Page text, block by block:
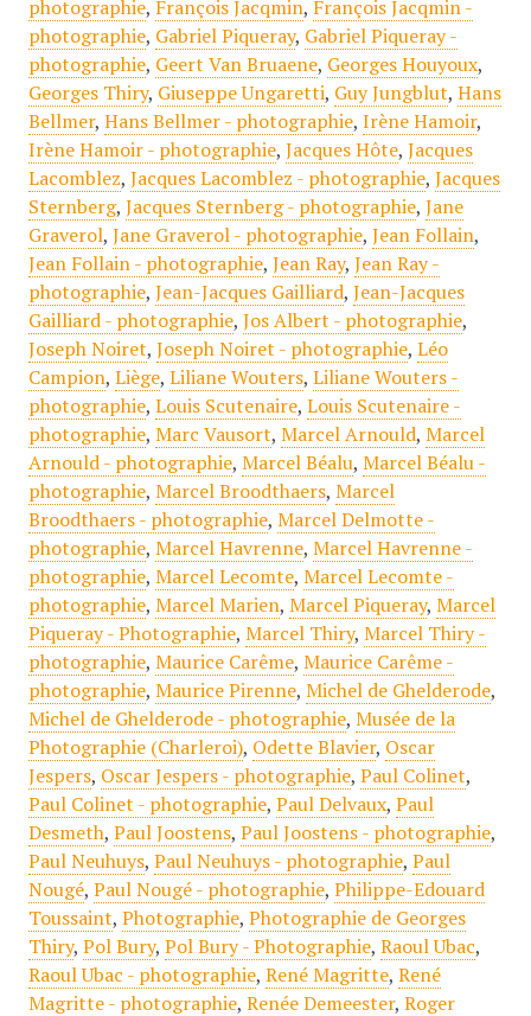
photographie, François Jacqmin, François Jacqmin -
photographie, Gabriel Piqueray, Gabriel Piqueray -
photographie, Geert Van Bruaene, Georges Houyoux,
Georges Thiry, Giuseppe Ungaretti, Guy Jungblut, Hans
Bellmer, Hans Bellmer - photographie, Irène Hamoir,
Irène Hamoir - photographie, Jacques Hôte, Jacques
Lacomblez, Jacques Lacomblez - photographie, Jacques
Sternberg, Jacques Sternberg - photographie, Jane
Graverol, Jane Graverol - photographie, Jean Follain,
Jean Follain - photographie, Jean Ray, Jean Ray -
photographie, Jean-Jacques Gailliard, Jean-Jacques
Gailliard - photographie, Jos Albert - photographie,
Joseph Noiret, Joseph Noiret - photographie, Léo
Campion, Liège, Liliane Wouters, Liliane Wouters -
photographie, Louis Scutenaire, Louis Scutenaire -
photographie, Marc Vausort, Marcel Arnould, Marcel
Arnould - photographie, Marcel Béalu, Marcel Béalu -
photographie, Marcel Broodthaers, Marcel
Broodthaers - photographie, Marcel Delmotte -
photographie, Marcel Havrenne, Marcel Havrenne -
photographie, Marcel Lecomte, Marcel Lecomte -
photographie, Marcel Marien, Marcel Piqueray, Marcel
Piqueray - Photographie, Marcel Thiry, Marcel Thiry -
photographie, Maurice Carême, Maurice Carême -
photographie, Maurice Pirenne, Michel de Ghelderode,
Michel de Ghelderode - photographie, Musée de la
Photographie (Charleroi), Odette Blavier, Oscar
Jespers, Oscar Jespers - photographie, Paul Colinet,
Paul Colinet - photographie, Paul Delvaux, Paul
Desmeth, Paul Joostens, Paul Joostens - photographie,
Paul Neuhuys, Paul Neuhuys - photographie, Paul
Nougé, Paul Nougé - photographie, Philippe-Edouard
Toussaint, Photographie, Photographie de Georges
Thiry, Pol Bury, Pol Bury - Photographie, Raoul Ubac,
Raoul Ubac - photographie, René Magritte, René
Magritte - photographie, Renée Demeester, Roger